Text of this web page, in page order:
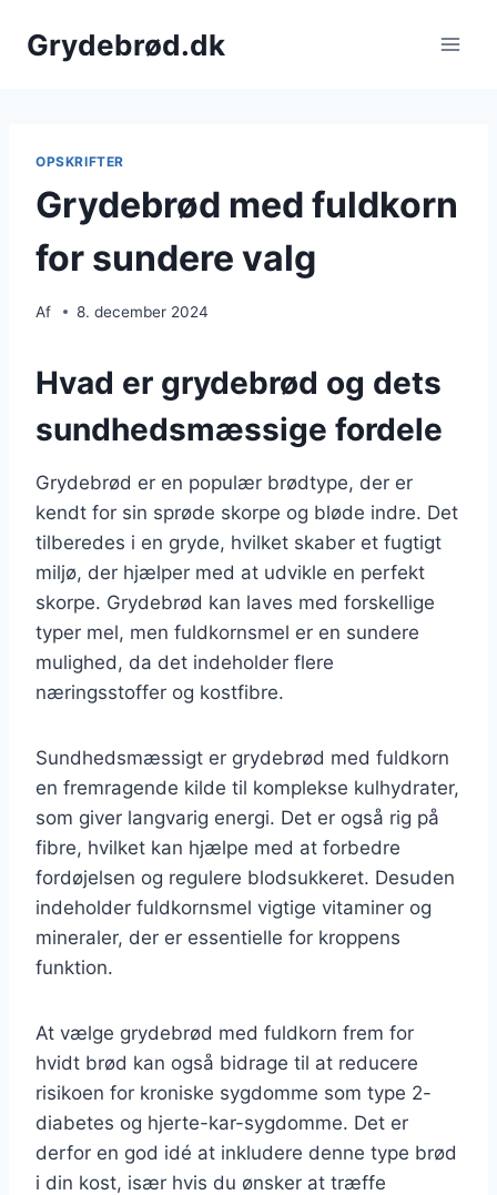
Grydebrød.dk
OPSKRIFTER
Grydebrød med fuldkorn
for sundere valg
Af 8. december 2024
Hvad er grydebrød og dets
sundhedsmæssige fordele
Grydebrød er en populær brødtype, der er
kendt for sin sprøde skorpe og bløde indre. Det
tilberedes i en gryde, hvilket skaber et fugtigt
miljø, der hjælper med at udvikle en perfekt
skorpe. Grydebrød kan laves med forskellige
typer mel, men fuldkornsmel er en sundere
mulighed, da det indeholder flere
næringsstoffer og kostfibre.
Sundhedsmæssigt er grydebrød med fuldkorn
en fremragende kilde til komplekse kulhydrater,
som giver langvarig energi. Det er også rig på
fibre, hvilket kan hjælpe med at forbedre
fordøjelsen og regulere blodsukkeret. Desuden
indeholder fuldkornsmel vigtige vitaminer og
mineraler, der er essentielle for kroppens
funktion.
At vælge grydebrød med fuldkorn frem for
hvidt brød kan også bidrage til at reducere
risikoen for kroniske sygdomme som type 2-
diabetes og hjerte-kar-sygdomme. Det er
derfor en god idé at inkludere denne type brød
i din kost, især hvis du ønsker at træffe